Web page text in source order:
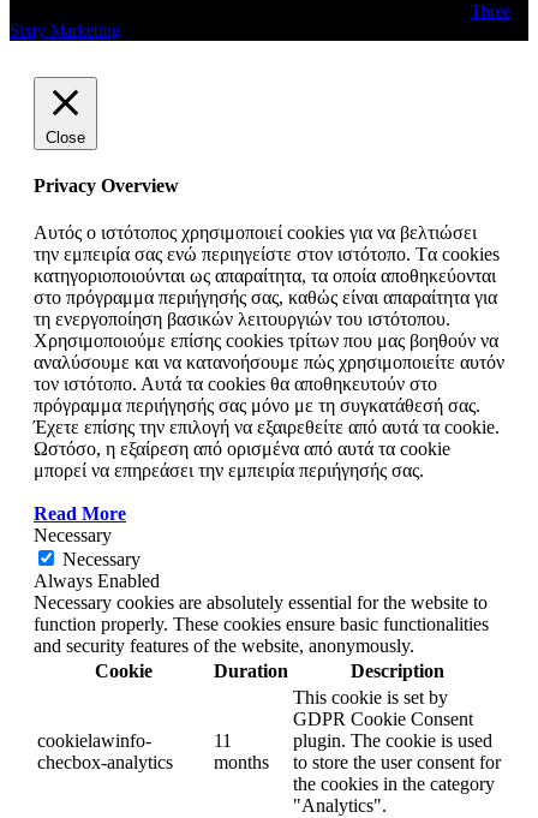
Three
Sixty Marketing
Close
Privacy Overview
Αυτός ο ιστότοπος χρησιμοποιεί cookies για να βελτιώσει
την εμπειρία σας ενώ περιηγείστε στον ιστότοπο. Tα cookies
κατηγοριοποιούνται ως απαραίτητα, τα οποία αποθηκεύονται
στο πρόγραμμα περιήγησής σας, καθώς είναι απαραίτητα για
τη ενεργοποίηση βασικών λειτουργιών του ιστότοπου.
Χρησιμοποιούμε επίσης cookies τρίτων που μας βοηθούν να
αναλύσουμε και να κατανοήσουμε πώς χρησιμοποιείτε αυτόν
τον ιστότοπο. Αυτά τα cookies θα αποθηκευτούν στο
πρόγραμμα περιήγησής σας μόνο με τη συγκατάθεσή σας.
Έχετε επίσης την επιλογή να εξαιρεθείτε από αυτά τα cookie.
Ωστόσο, η εξαίρεση από ορισμένα από αυτά τα cookie
μπορεί να επηρεάσει την εμπειρία περιήγησής σας.
Read More
Necessary
Necessary
Always Enabled
Necessary cookies are absolutely essential for the website to
function properly. These cookies ensure basic functionalities
and security features of the website, anonymously.
Cookie
Duration Description
cookielawinfo-
checbox-analytics
11
months
This cookie is set by
GDPR Cookie Consent
plugin. The cookie is used
to store the user consent for
the cookies in the category
"Analytics".